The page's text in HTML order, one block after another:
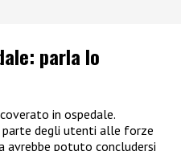
parla lo
in ospedale.
degli utenti alle forze
avrebbe potuto concludersi